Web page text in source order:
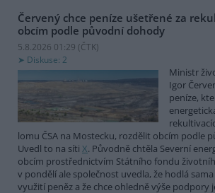
Červený chce peníze ušetřené za
obcím podle původní dohody
5.8.2026 01:29 (ČTK)
Diskuse: 2
Ministr
Igor
peníze,
lomu ČSA na Mostecku, rozdělit obcím podle
Uvedl to na síti X. Původně chtěla Severní
obcím prostřednictvím Státního fondu
v pondělí ale společnost uvedla, že hodlá
využití peněz a že chce ohledně výše podpory